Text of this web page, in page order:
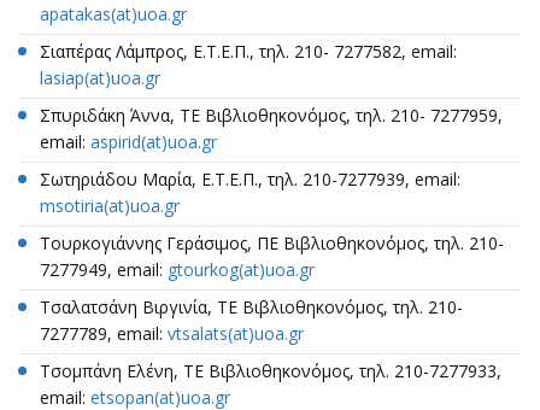
apatakas(at)uoa.gr
Σιαπέρας Λάμπρος, Ε.Τ.Ε.Π., τηλ. 210- 7277582, email:
lasiap(at)uoa.gr
Σπυριδάκη Άννα, TΕ Βιβλιοθηκονόμος, τηλ. 210- 7277959,
email: aspirid(at)uoa.gr
Σωτηριάδου Μαρία, Ε.Τ.Ε.Π., τηλ. 210-7277939, email:
msotiria(at)uoa.gr
Τουρκογιάννης Γεράσιμος, ΠΕ Βιβλιοθηκονόμος, τηλ. 210-
7277949, email: gtourkog(at)uoa.gr
Τσαλατσάνη Βιργινία, ΤΕ Βιβλιοθηκονόμος, τηλ. 210-
7277789, email: vtsalats(at)uoa.gr
Τσομπάνη Ελένη, ΤΕ Βιβλιοθηκονόμος, τηλ. 210-7277933,
email: etsopan(at)uoa.gr